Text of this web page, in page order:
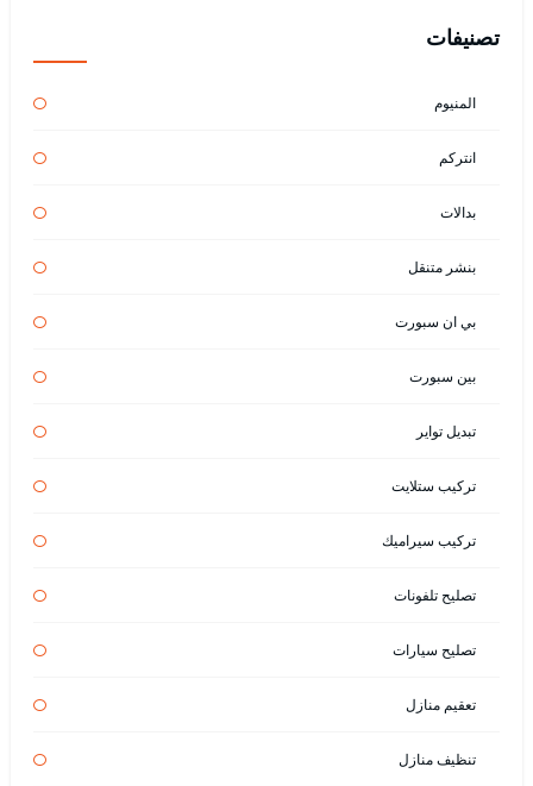
تصنيفات
المنيوم
انتركم
بدالات
بنشر متنقل
بي ان سبورت
بين سبورت
تبديل تواير
تركيب ستلايت
تركيب سيراميك
تصليح تلفونات
تصليح سيارات
تعقيم منازل
تنظيف منازل